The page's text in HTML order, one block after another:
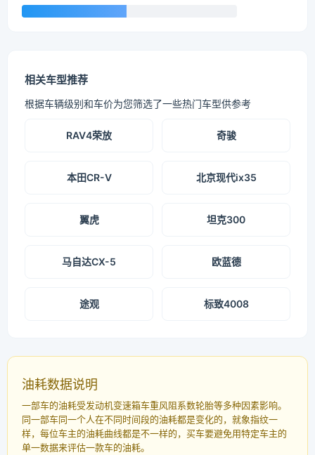
相关车型推荐
根据车辆级别和车价为您筛选了一些热门车型供参考
RAV4荣放 奇骏
本田CR-V 北京现代ix35
翼虎 坦克300
马自达CX-5 欧蓝德
途观 标致4008
油耗数据说明
一部车的油耗受发动机变速箱车重风阻系数轮胎等多种因素影响。
同一部车同一个人在不同时间段的油耗都是变化的，就象指纹一
样，每位车主的油耗曲线都是不一样的，买车要避免用特定车主的
单一数据来评估一款车的油耗。